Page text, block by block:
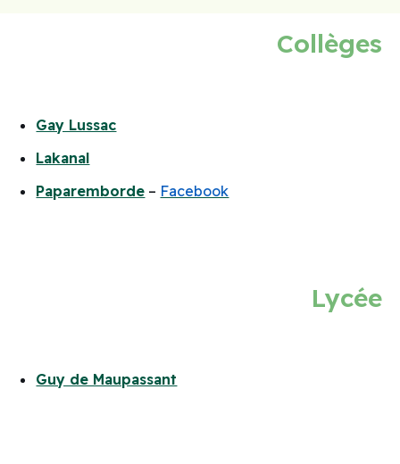
Collèges
Gay Lussac
Lakanal
Paparemborde – Facebook
Lycée
Guy de Maupassant